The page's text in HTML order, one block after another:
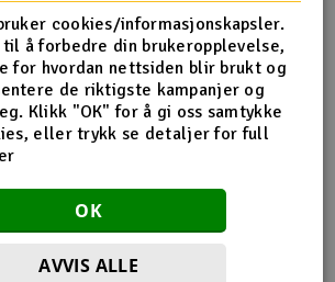
& elkjøretøy
& tilbehør
HN7079A
x 2(3x7x3mm)
control arm x 1
screw x 1(M3x20mm)
C(M2x4) x 1(5x9mm)
cookies/informasjonskapsler.
til å forbedre din brukeropplevelse,
for hvordan nettsiden blir brukt og
de riktigste kampanjer og
Klikk "OK" for å gi oss samtykke
eller trykk se detaljer for full
OK
AVVIS ALLE